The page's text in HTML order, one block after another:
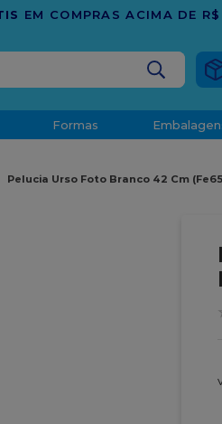
Formas
Pelucia Urso Foto Branco 42 Cm